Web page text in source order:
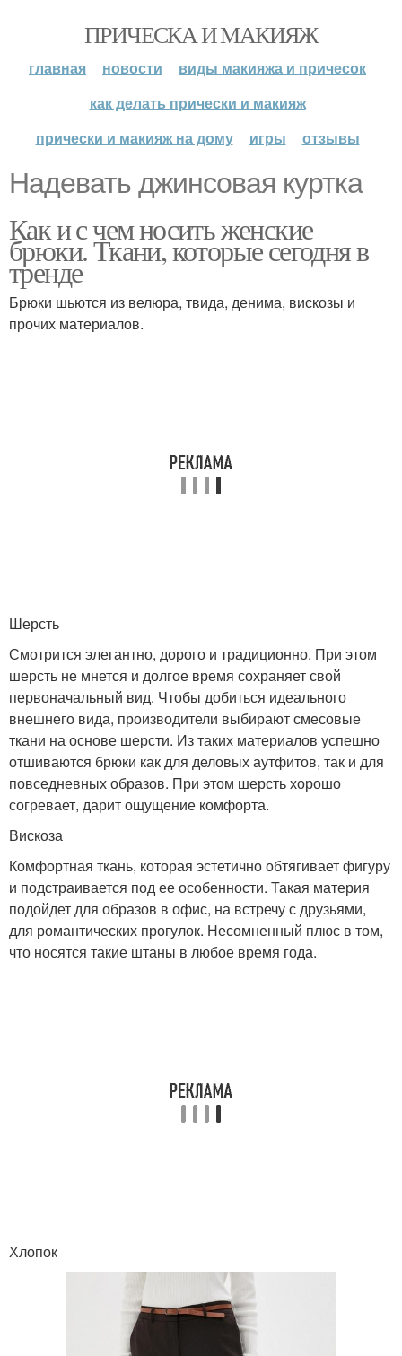
ПРИЧЕСКА И МАКИЯЖ
главная новости
виды макияжа и причесок
как делать прически и макияж
прически и макияж на дому
игры отзывы
Надевать джинсовая куртка
Как и с чем носить женские
брюки. Ткани, которые сегодня в
тренде
Брюки шьются из велюра, твида, денима, вискозы и
прочих материалов.
Шерсть
Смотрится элегантно, дорого и традиционно. При этом
шерсть не мнется и долгое время сохраняет свой
первоначальный вид. Чтобы добиться идеального
внешнего вида, производители выбирают смесовые
ткани на основе шерсти. Из таких материалов успешно
отшиваются брюки как для деловых аутфитов, так и для
повседневных образов. При этом шерсть хорошо
согревает, дарит ощущение комфорта.
Вискоза
Комфортная ткань, которая эстетично обтягивает фигуру
и подстраивается под ее особенности. Такая материя
подойдет для образов в офис, на встречу с друзьями,
для романтических прогулок. Несомненный плюс в том,
что носятся такие штаны в любое время года.
Хлопок